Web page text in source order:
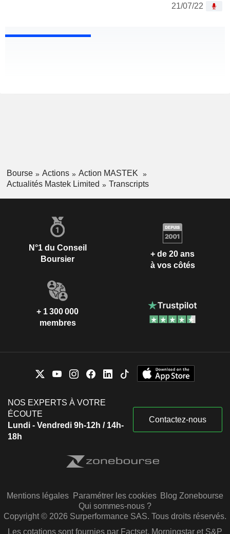
21/07/22
Bourse Actions
Action MASTEK
Actualités Mastek Limited
Transcripts
N°1 du Conseil
Boursier
+ de 20 ans
à vos côtés
+ 1 300 000
membres
NOS EXPERTS À VOTRE
ÉCOUTE
Lundi - Vendredi 9h-12h / 14h-
18h
Contactez-nous
Mentions légales Paramétrer les cookies Blog Zonebourse
Qui sommes-nous ?
Copyright © 2026 Surperformance SAS. Tous droits réservés.
Les cotations sont fournies par Factset, Morningstar et S&P